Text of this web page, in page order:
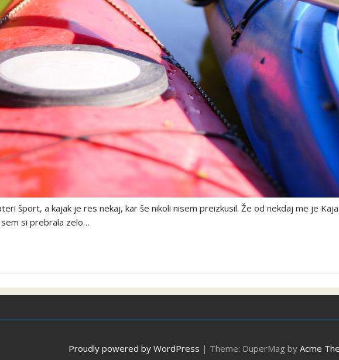
šport, a kajak je res nekaj, kar še nikoli nisem preizkusil. Že od nekdaj me je
si prebrala zelo…
Proudly powered by WordPress | Theme: DuperMag by Acme